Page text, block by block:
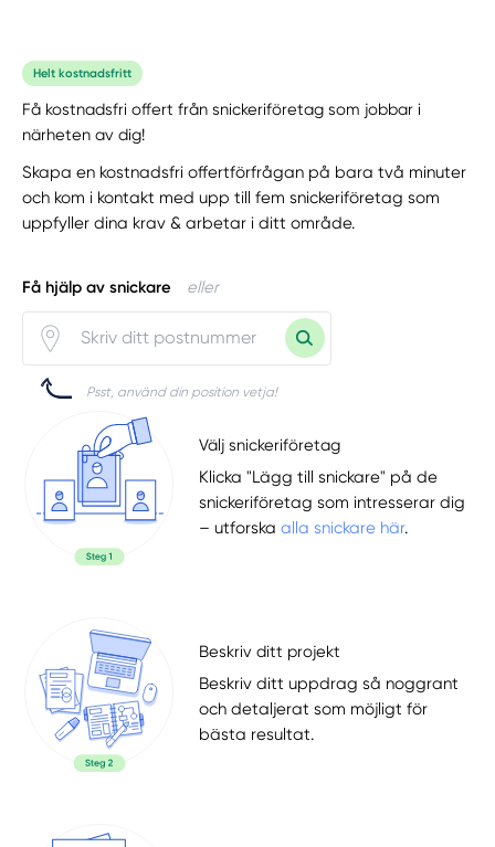
Helt kostnadsfritt
Få kostnadsfri offert från snickeriföretag som jobbar i
närheten av dig!
Skapa en kostnadsfri offertförfrågan på bara två minuter
och kom i kontakt med upp till fem snickeriföretag som
uppfyller dina krav & arbetar i ditt område.
Få hjälp av snickare eller
Psst, använd din position vetja!
Välj snickeriföretag
Klicka "Lägg till snickare" på de
snickeriföretag som intresserar dig
– utforskaalla snickare här.
Beskriv ditt projekt
Beskriv ditt uppdrag så noggrant
och detaljerat som möjligt för
bästa resultat.